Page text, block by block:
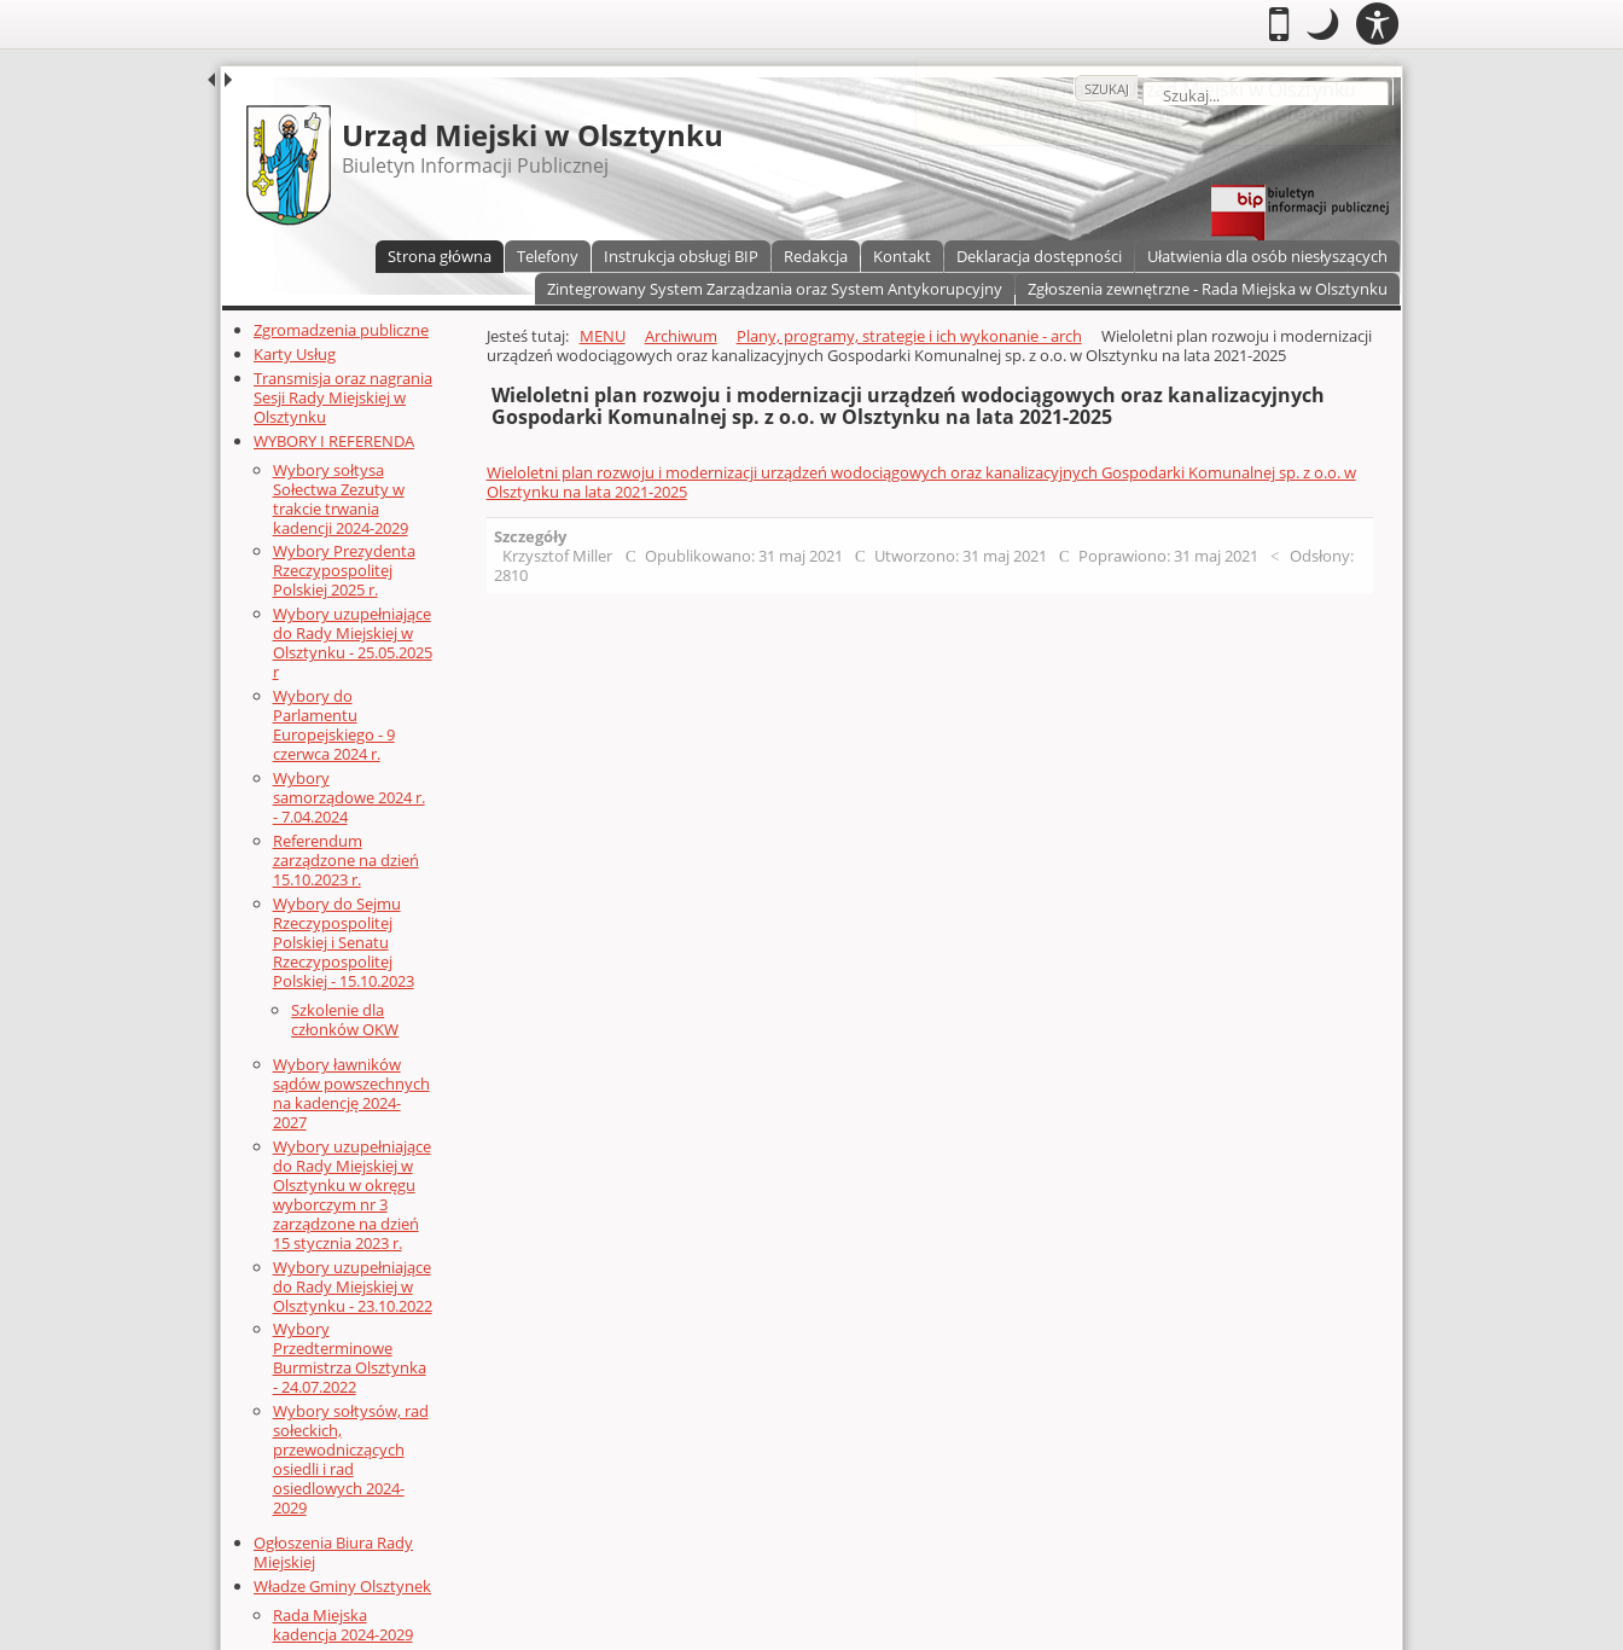
Mobilny
.Przełącz do wersji mobilnej
Tryb
nocny
Tryb nocny: Ten tryb ustawia
Szukaj
SZUKAJ
UDOSTĘPNIJ
Urząd Miejski w Olsztynku
Biuletyn Informacji Publicznej
Strona główna Telefony Instrukcja obsługi BIP Redakcja Kontakt Deklaracja dostępności
Ułatwienia dla osób niesłyszących
Zintegrowany System Zarządzania oraz System Antykorupcyjny
Zgłoszenia zewnętrzne - Rada Miejska w Olsztynku
Dodatkowe zasoby (lewa kolumna)
Zgromadzenia publiczne
Karty Usług
Transmisja oraz nagrania
Sesji Rady Miejskiej w
Olsztynku
WYBORY I REFERENDA
Wybory sołtysa
Sołectwa Zezuty w
trakcie trwania
kadencji 2024-2029
Wybory Prezydenta
Rzeczypospolitej
Polskiej 2025 r.
Wybory uzupełniające
do Rady Miejskiej w
Olsztynku - 25.05.2025
r
Wybory do
Parlamentu
Europejskiego - 9
czerwca 2024 r.
Wybory
samorządowe 2024 r.
- 7.04.2024
Referendum
zarządzone na dzień
15.10.2023 r.
Wybory do Sejmu
Rzeczypospolitej
Polskiej i Senatu
Rzeczypospolitej
Polskiej - 15.10.2023
Szkolenie dla
członków OKW
Wybory ławników
sądów powszechnych
na kadencję 2024-
2027
Wybory uzupełniające
do Rady Miejskiej w
Olsztynku w okręgu
wyborczym nr 3
zarządzone na dzień
15 stycznia 2023 r.
Wybory uzupełniające
do Rady Miejskiej w
Olsztynku - 23.10.2022
Wybory
Przedterminowe
Burmistrza Olsztynka
- 24.07.2022
Wybory sołtysów, rad
sołeckich,
przewodniczących
osiedli i rad
osiedlowych 2024-
2029
Ogłoszenia Biura Rady
Miejskiej
Władze Gminy Olsztynek
Rada Miejska
kadencja 2024-2029
Głównej zawartości
Jesteś tutaj: MENU Archiwum Plany, programy, strategie i ich wykonanie - arch
Wieloletni plan rozwoju i modernizacji
urządzeń wodociągowych oraz kanalizacyjnych Gospodarki Komunalnej sp. z o.o. w Olsztynku na lata 2021-2025
Wieloletni plan rozwoju i modernizacji urządzeń wodociągowych oraz kanalizacyjnych
Gospodarki Komunalnej sp. z o.o. w Olsztynku na lata 2021-2025
Wieloletni plan rozwoju i modernizacji urządzeń wodociągowych oraz kanalizacyjnych Gospodarki Komunalnej sp. z o.o. w
Olsztynku na lata 2021-2025
Szczegóły
Krzysztof Miller
Opublikowano: 31 maj 2021 Utworzono: 31 maj 2021 Poprawiono: 31 maj 2021
Odsłony:
2810